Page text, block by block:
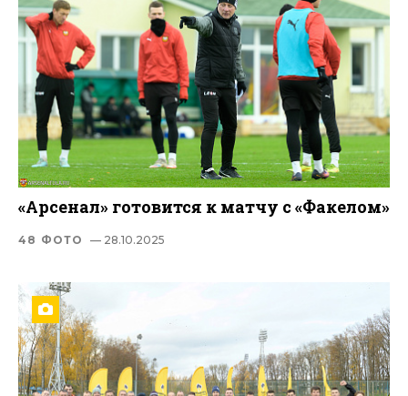
«Арсенал» готовится к матчу c «Факелом»
48 ФОТО — 28.10.2025